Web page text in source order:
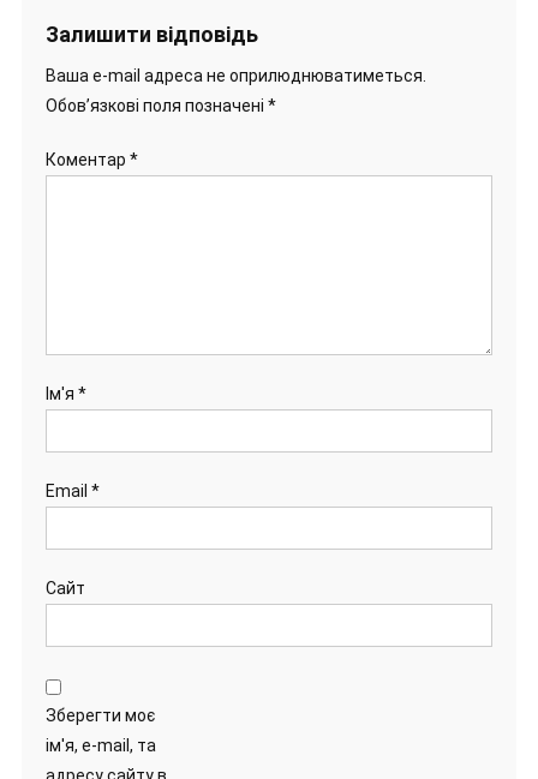
Залишити відповідь
Ваша e-mail адреса не оприлюднюватиметься.
Обов’язкові поля позначені *
Коментар *
Ім'я *
Email *
Сайт
Зберегти моє
ім'я, e-mail, та